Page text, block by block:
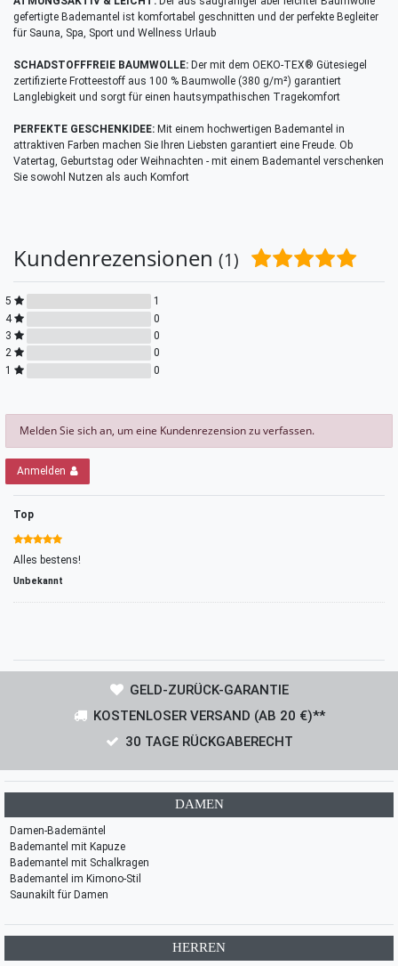
gefertigte Bademantel ist komfortabel geschnitten und der perfekte Begleiter
für Sauna, Spa, Sport und Wellness Urlaub
SCHADSTOFFFREIE BAUMWOLLE: Der mit dem OEKO-TEX® Gütesiegel
zertifizierte Frotteestoff aus 100 % Baumwolle (380 g/m²) garantiert
Langlebigkeit und sorgt für einen hautsympathischen Tragekomfort
PERFEKTE GESCHENKIDEE: Mit einem hochwertigen Bademantel in
attraktiven Farben machen Sie Ihren Liebsten garantiert eine Freude. Ob
Vatertag, Geburtstag oder Weihnachten - mit einem Bademantel verschenken
Sie sowohl Nutzen als auch Komfort
Kundenrezensionen (1)
5
1
4
0
3
0
2
0
1
0
Melden Sie sich an, um eine Kundenrezension zu verfassen.
Anmelden
Top
Alles bestens!
Unbekannt
GELD-ZURÜCK-GARANTIE
KOSTENLOSER VERSAND (AB 20 €)**
30 TAGE RÜCKGABERECHT
DAMEN
Damen-Bademäntel
Bademantel mit Kapuze
Bademantel mit Schalkragen
Bademantel im Kimono-Stil
Saunakilt für Damen
HERREN